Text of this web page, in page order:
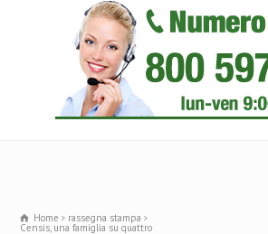
Home rassegna stampa
Censis, una famiglia su quattro